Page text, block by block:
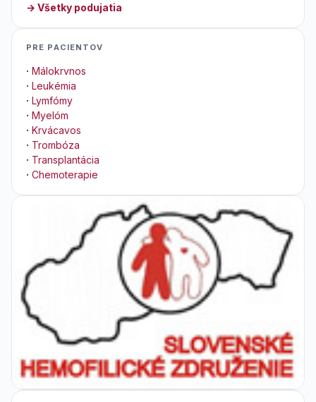
→ Všetky podujatia
PRE PACIENTOV
· Málokrvnos
· Leukémia
· Lymfómy
· Myelóm
· Krvácavos
· Trombóza
· Transplantácia
· Chemoterapie